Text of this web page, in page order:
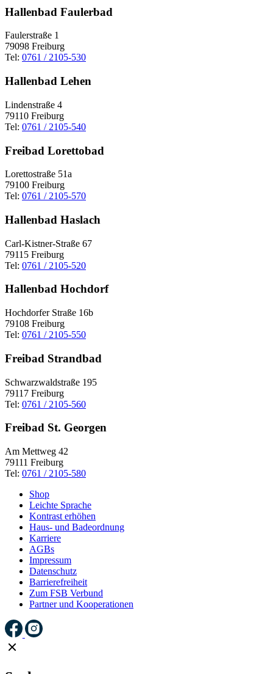
Hallenbad Faulerbad
Faulerstraße 1
79098 Freiburg
Tel: 0761 / 2105-530
Hallenbad Lehen
Lindenstraße 4
79110 Freiburg
Tel: 0761 / 2105-540
Freibad Lorettobad
Lorettostraße 51a
79100 Freiburg
Tel: 0761 / 2105-570
Hallenbad Haslach
Carl-Kistner-Straße 67
79115 Freiburg
Tel: 0761 / 2105-520
Hallenbad Hochdorf
Hochdorfer Straße 16b
79108 Freiburg
Tel: 0761 / 2105-550
Freibad Strandbad
Schwarzwaldstraße 195
79117 Freiburg
Tel: 0761 / 2105-560
Freibad St. Georgen
Am Mettweg 42
79111 Freiburg
Tel: 0761 / 2105-580
Shop
Leichte Sprache
Kontrast erhöhen
Haus- und Badeordnung
Karriere
AGBs
Impressum
Datenschutz
Barrierefreiheit
Zum FSB Verbund
Partner und Kooperationen